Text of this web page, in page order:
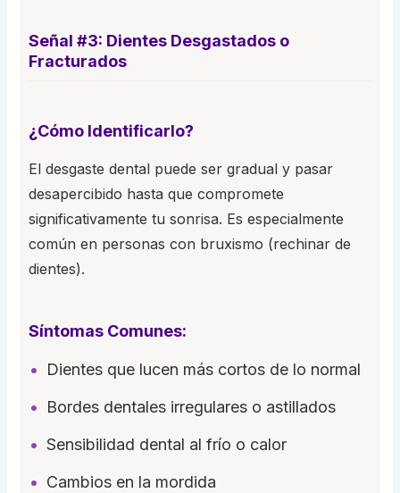
Señal #3: Dientes Desgastados o
Fracturados
¿Cómo Identificarlo?
El desgaste dental puede ser gradual y pasar
desapercibido hasta que compromete
significativamente tu sonrisa. Es especialmente
común en personas con bruxismo (rechinar de
dientes).
Síntomas Comunes:
Dientes que lucen más cortos de lo normal
Bordes dentales irregulares o astillados
Sensibilidad dental al frío o calor
Cambios en la mordida